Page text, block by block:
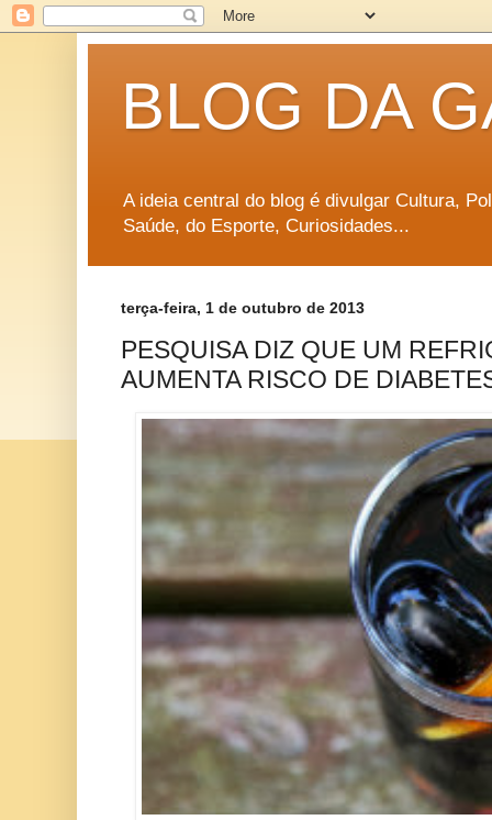
BLOG DA
A ideia central do blog é divulgar Cultura,
Saúde, do Esporte, Curiosidades...
terça-feira, 1 de outubro de 2013
PESQUISA DIZ QUE UM
AUMENTA RISCO DE